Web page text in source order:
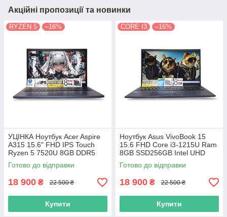
Акційні пропозиції та новинки
RYZEN 5 –16%
УЦІНКА Ноутбук Acer Aspire
A315 15.6" FHD IPS Touch
Ryzen 5 7520U 8GB DDR5
SSD 512GB AMD Radeon
Graphics
Готово до відправки
18 900 ₴ 22 500 ₴
Купити
CORE I3 –16%
Ноутбук Asus VivoBook 15
15.6 FHD Core i3-1215U Ram
8GB SSD256GB Intel UHD
Graphics
Готово до відправки
18 900 ₴ 22 500 ₴
Купити